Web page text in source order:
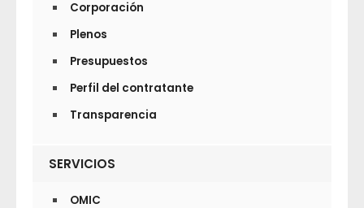
Corporación
Plenos
Presupuestos
Perfil del contratante
Transparencia
SERVICIOS
OMIC